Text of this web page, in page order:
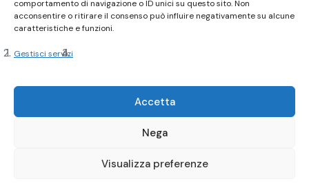
comportamento di navigazione o ID unici su questo sito. Non
acconsentire o ritirare il consenso può influire negativamente su alcune
caratteristiche e funzioni.
Gestisci servizi
Accetta
Nega
Visualizza preferenze
Copyright 2024, Cardine srl. All Rights Reserved
Cookie Policy |
Realizzato da Web-Arte.it